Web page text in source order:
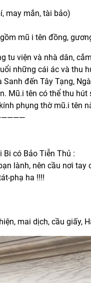
may mắn, tài bảo)
mũ i tên đồng,
tu viện và nhà dân,
những cái ác và thu
Sanh đến Tây Tạng,
Mũ.i tên có thể thu
phụng thờ mũ.i tên
có Bảo Tiễn Thủ :
lành, nên cầu nơi tay
phạ ha !!!!
mai dịch, cầu giấy,